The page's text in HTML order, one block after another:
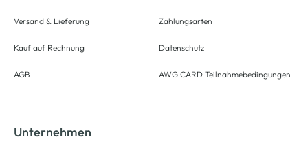
Versand & Lieferung
Kauf auf Rechnung
AGB
Zahlungsarten
Datenschutz
AWG CARD Teilnahmebedingungen
Unternehmen